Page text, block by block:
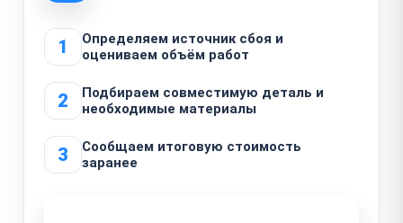
1
Определяем источник сбоя и
оцениваем объём работ
2
Подбираем совместимую деталь и
необходимые материалы
3
Сообщаем итоговую стоимость
заранее